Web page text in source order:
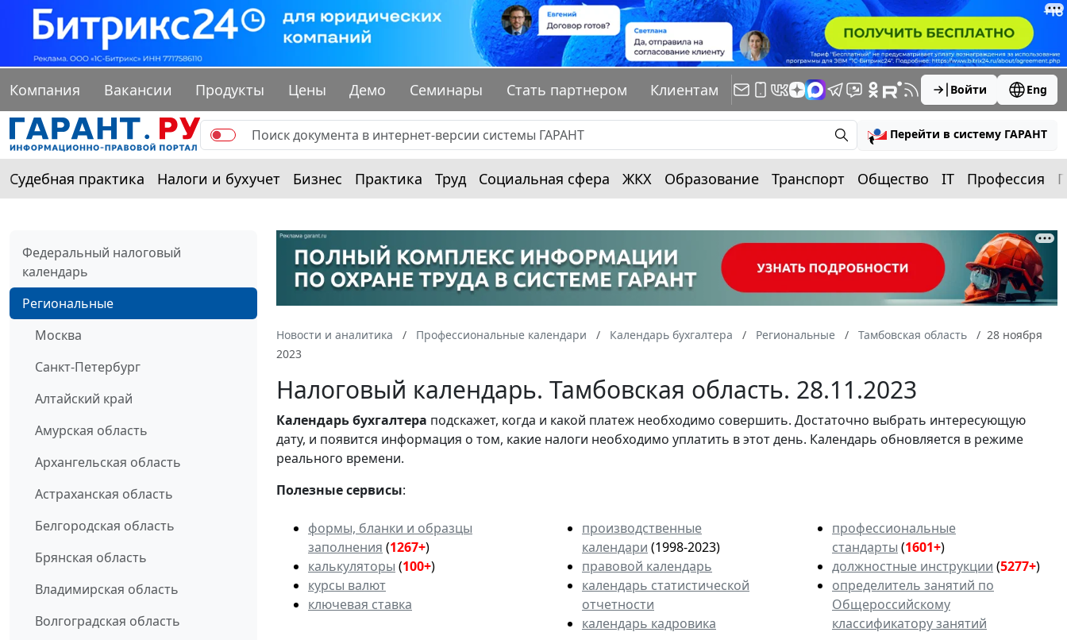
Компания Вакансии Продукты Цены Демо Семинары Стать партнером Клиентам Войти Eng
Перейти в систему ГАРАНТ
Судебная практика Налоги и бухучет Бизнес Практика Труд Социальная сфера ЖКХ Образование Транспорт Общество IT Профессия
Федеральный налоговый
календарь
Региональные
Москва
Санкт-Петербург
Алтайский край
Амурская область
Архангельская область
Астраханская область
Белгородская область
Брянская область
Владимирская область
Волгоградская область
Новости и аналитика Профессиональные календари Календарь бухгалтера Региональные Тамбовская область
28 ноября
2023
Налоговый календарь. Тамбовская область. 28.11.2023
Календарьбухгалтера подскажет, когда и какой платеж необходимо совершить. Достаточно выбрать интересующую
дату, и появится информация о том, какие налоги необходимо уплатить в этот день. Календарь обновляется в режиме
реального времени.
Полезные сервисы:
формы, бланки и образцы
заполнения (1267+)
калькуляторы (100+)
курсы валют
ключевая ставка
производственные
календари (1998-2023)
правовой календарь
календарь статистической
отчетности
календарь кадровика
профессиональные
стандарты (1601+)
должностные инструкции (5277+)
определитель занятий по
Общероссийскому
классификатору занятий